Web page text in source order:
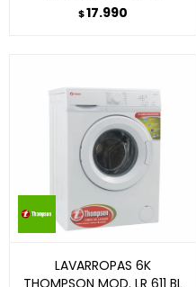
$17.990
LAVARROPAS 6K
THOMPSON MOD. LR 611 BL